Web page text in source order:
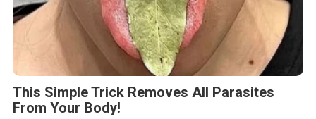
This Simple Trick Removes All Parasites
From Your Body!